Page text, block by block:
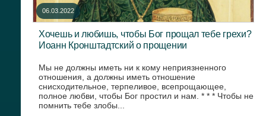
06.03.2022
Хочешь и любишь, чтобы Бог прощал тебе грехи?
Иоанн Кронштадтский о прощении
Мы не должны иметь ни к кому неприязненного
отношения, а должны иметь отношение
снисходительное, терпеливое, всепрощающее,
полное любви, чтобы Бог простил и нам. * * * Чтобы не
помнить тебе злобы...